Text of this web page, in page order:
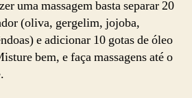
uma massagem basta separar 20
(oliva, gergelim, jojoba,
e adicionar 10 gotas de óleo
bem, e faça massagens até o